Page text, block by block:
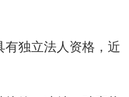
有独立法人资格，近